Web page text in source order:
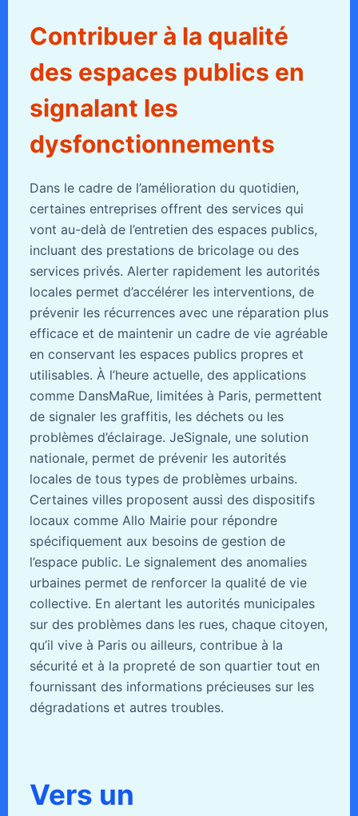
Contribuer à la qualité
des espaces publics en
signalant les
dysfonctionnements
Dans le cadre de l’amélioration du quotidien,
certaines entreprises offrent des services qui
vont au-delà de l’entretien des espaces publics,
incluant des prestations de bricolage ou des
services privés. Alerter rapidement les autorités
locales permet d’accélérer les interventions, de
prévenir les récurrences avec une réparation plus
efficace et de maintenir un cadre de vie agréable
en conservant les espaces publics propres et
utilisables. À l’heure actuelle, des applications
comme DansMaRue, limitées à Paris, permettent
de signaler les graffitis, les déchets ou les
problèmes d’éclairage. JeSignale, une solution
nationale, permet de prévenir les autorités
locales de tous types de problèmes urbains.
Certaines villes proposent aussi des dispositifs
locaux comme Allo Mairie pour répondre
spécifiquement aux besoins de gestion de
l’espace public. Le signalement des anomalies
urbaines permet de renforcer la qualité de vie
collective. En alertant les autorités municipales
sur des problèmes dans les rues, chaque citoyen,
qu’il vive à Paris ou ailleurs, contribue à la
sécurité et à la propreté de son quartier tout en
fournissant des informations précieuses sur les
dégradations et autres troubles.
Vers un